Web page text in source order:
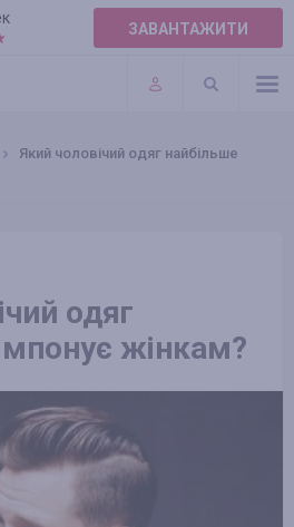
ЗАВАНТАЖИТИ
Який чоловічий одяг найбільше
одяг
жінкам?